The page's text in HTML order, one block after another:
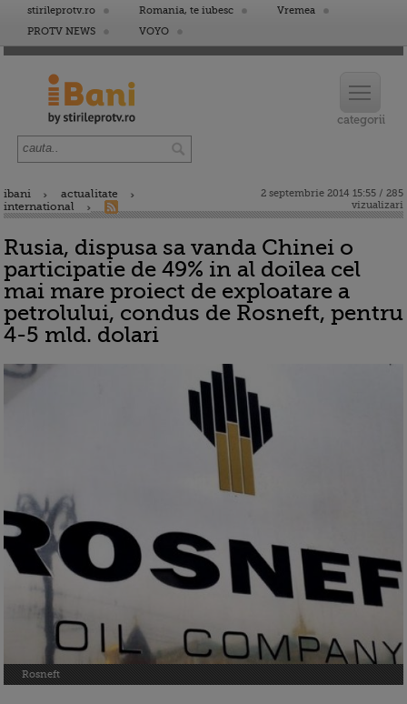
stirileprotv.ro Romania, te iubesc
Vremea
PROTV NEWS
VOYO
ibani
actualitate
international
2 septembrie 2014 15:55 / 285
vizualizari
Rusia, dispusa sa vanda Chinei o
participatie de 49% in al doilea cel
mai mare proiect de exploatare a
petrolului, condus de Rosneft, pentru
4-5 mld. dolari
Rosneft